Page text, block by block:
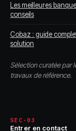
Les meilleures
conseils
Cobaz : guide
solution
Sélection curatée
travaux de référence.
SEC-03
Entrer en contact